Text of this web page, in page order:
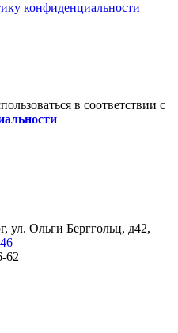
конфиденциальности
в соответствии с
ул. Ольги Берггольц, д42,
62